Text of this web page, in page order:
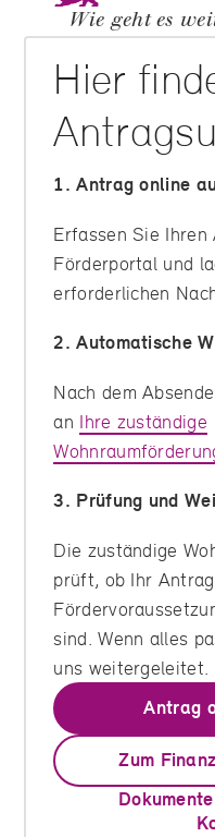
Wie geht es
Hier
1. Antrag online
Erfassen Sie
Förderportal und
erforderlichen
2. Automatische
Nach dem
an Ihre zuständige
3. Prüfung und
Die zuständige
prüft, ob Ihr
sind. Wenn alles
uns weitergeleitet.
Antrag
Zum